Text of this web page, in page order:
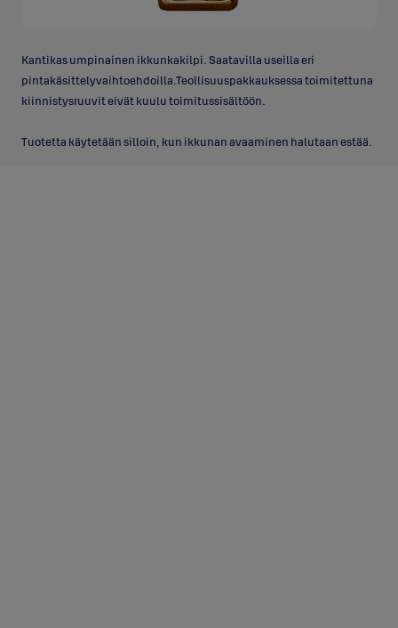
Kantikas umpinainen ikkunkakilpi. Saatavilla useilla eri
pintakäsittelyvaihtoehdoilla.Teollisuuspakkauksessa toimitettuna
kiinnistysruuvit eivät kuulu toimitussisältöön.
Tuotetta käytetään silloin, kun ikkunan avaaminen halutaan estää.